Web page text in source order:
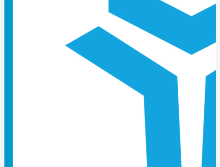
Mesleki Yeterlilik Belgesi için
Gerekli Evraklar
Mesleki Yeterlilik Belgesi için
Gerekli Evraklar
Kocaeli’de Forklift Belgesi Veren Firmalar
Forklift kullanımı günümüz endüstriyel sektörlerinde oldukça
yaygınlaşmış bir uygulamadır. Forkliftler, ağır yükleri taşımak,
yüklemek ve boşaltmak için kullanılan güçlü ve etkili araçlardır.
Ancak, forklift kullanımı yetkinlik ve deneyim gerektiren bir
beceridir. Bu nedenle, Kocaeli’de forklift kullanmak isteyen
kişilerin, geçerli bir forklift belgesine sahip olmaları gerekmektedir.